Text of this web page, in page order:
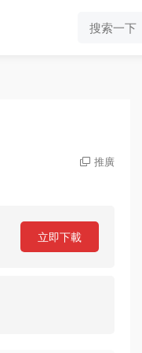
推廣
立即下載